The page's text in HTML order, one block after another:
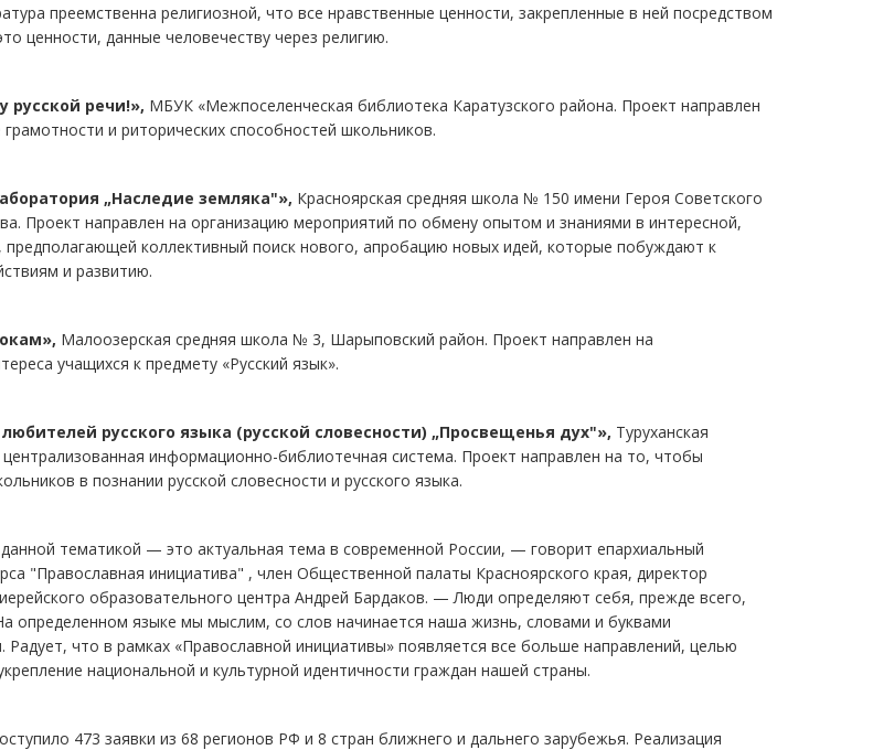
преемственна религиозной, что все нравственные ценности, закрепленные в ней посредством
ценности, данные человечеству через религию.
русской речи!», МБУК «Межпоселенческая библиотека Каратузского района. Проект направлен
и риторических способностей школьников.
„Наследие земляка"», Красноярская средняя школа № 150 имени Героя Советского
Проект направлен на организацию мероприятий по обмену опытом и знаниями в интересной,
коллективный поиск нового, апробацию новых идей, которые побуждают к
и развитию.
Малоозерская средняя школа № 3, Шарыповский район. Проект направлен на
учащихся к предмету «Русский язык».
русского языка (русской словесности) „Просвещенья дух"», Туруханская
информационно-библиотечная система. Проект направлен на то, чтобы
в познании русской словесности и русского языка.
тематикой — это актуальная тема в современной России, — говорит епархиальный
"Православная инициатива" , член Общественной палаты Красноярского края, директор
образовательного центра Андрей Бардаков. — Люди определяют себя, прежде всего,
определенном языке мы мыслим, со слов начинается наша жизнь, словами и буквами
Радует, что в рамках «Православной инициативы» появляется все больше направлений, целью
национальной и культурной идентичности граждан нашей страны.
473 заявки из 68 регионов РФ и 8 стран ближнего и дальнего зарубежья. Реализация